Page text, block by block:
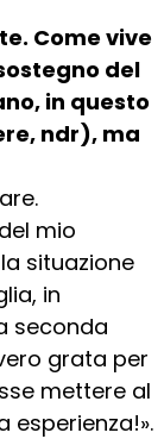
Come vive
del
in questo
ndr), ma
mio
situazione
in
seconda
grata per
mettere al
esperienza!».